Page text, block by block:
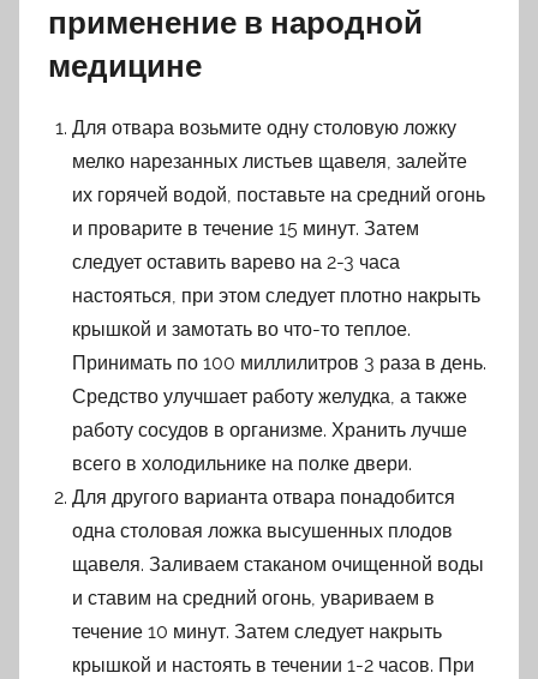
применение в народной
медицине
Для отвара возьмите одну столовую ложку
мелко нарезанных листьев щавеля, залейте
их горячей водой, поставьте на средний огонь
и проварите в течение 15 минут. Затем
следует оставить варево на 2-3 часа
настояться, при этом следует плотно накрыть
крышкой и замотать во что-то теплое.
Принимать по 100 миллилитров 3 раза в день.
Средство улучшает работу желудка, а также
работу сосудов в организме. Хранить лучше
всего в холодильнике на полке двери.
Для другого варианта отвара понадобится
одна столовая ложка высушенных плодов
щавеля. Заливаем стаканом очищенной воды
и ставим на средний огонь, увариваем в
течение 10 минут. Затем следует накрыть
крышкой и настоять в течении 1-2 часов. При